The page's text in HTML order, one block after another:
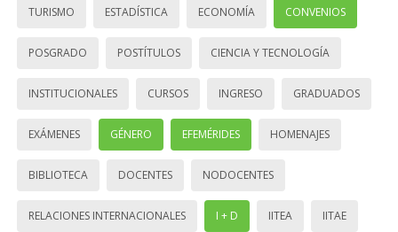
TURISMO ESTADÍSTICA ECONOMÍA CONVENIOS
POSGRADO POSTÍTULOS CIENCIA Y TECNOLOGÍA
INSTITUCIONALES CURSOS INGRESO GRADUADOS
EXÁMENES GÉNERO EFEMÉRIDES HOMENAJES
BIBLIOTECA DOCENTES NODOCENTES
RELACIONES INTERNACIONALES I + D IITEA IITAE